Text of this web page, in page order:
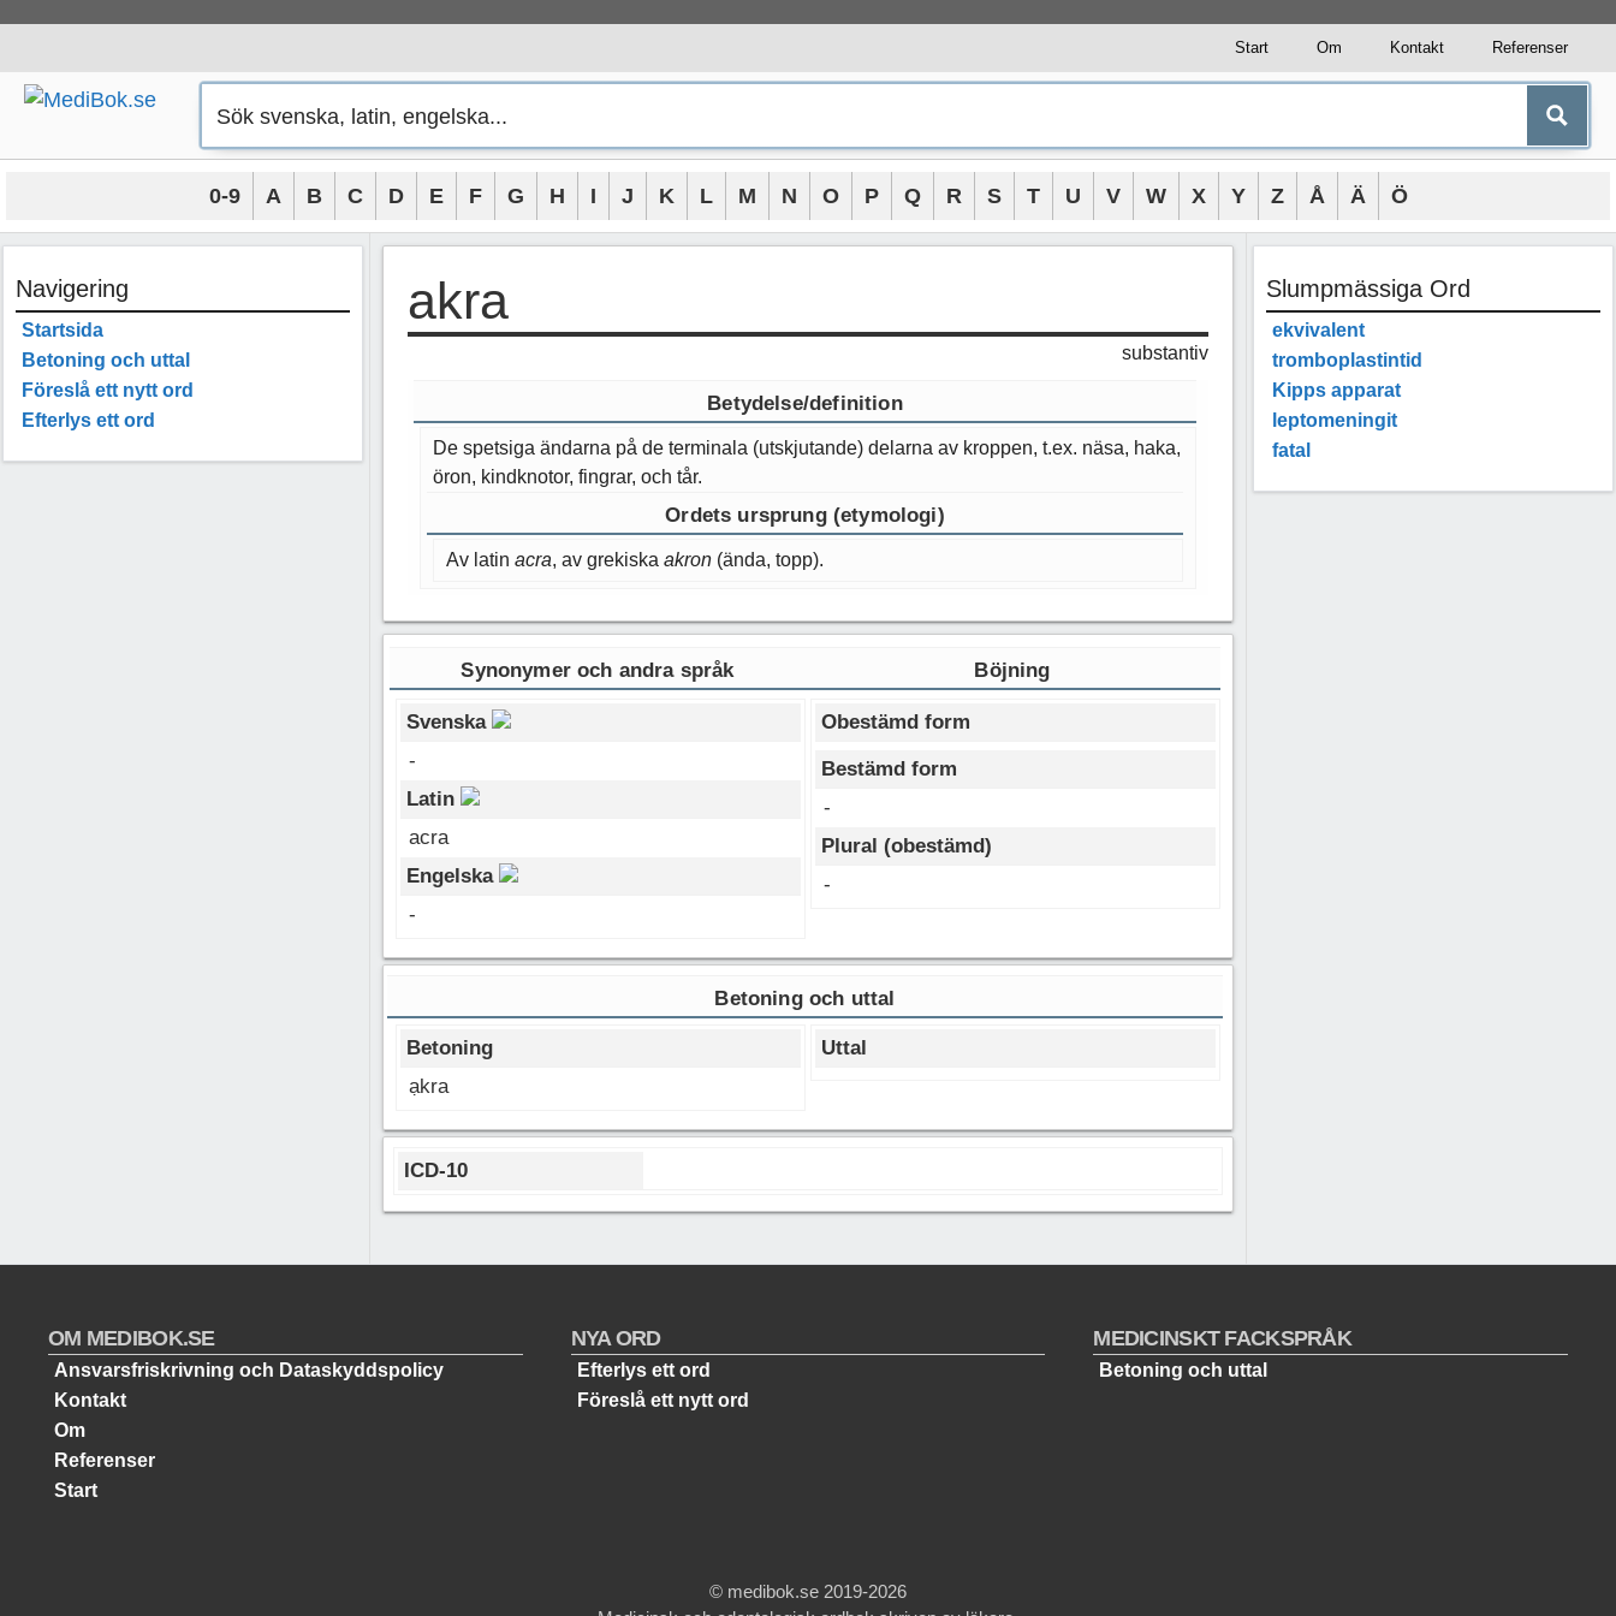
innehåll
Start Om Kontakt Referenser
0-9 A B C D E F G H I J K L M N O P Q R S T U V W X Y Z Å Ä Ö
akra
substantiv
Betydelse/definition
De spetsiga ändarna på de terminala (utskjutande) delarna av kroppen, t.ex. näsa, haka,
öron, kindknotor, fingrar, och tår.
Ordets ursprung (etymologi)
Av latin acra, av grekiska akron (ända, topp).
Synonymer och andra språk Böjning
Svenska
-
Latin
acra
Engelska
-
Obestämd form
Bestämd form
-
Plural (obestämd)
-
Betoning och uttal
Betoning
ạkra
Uttal
ICD-10
Navigering
Startsida
Betoning och uttal
Föreslå ett nytt ord
Efterlys ett ord
Slumpmässiga Ord
ekvivalent
tromboplastintid
Kipps apparat
leptomeningit
fatal
OM MEDIBOK.SE
Ansvarsfriskrivning och Dataskyddspolicy
Kontakt
Om
Referenser
Start
NYA ORD
Efterlys ett ord
Föreslå ett nytt ord
MEDICINSKT FACKSPRÅK
Betoning och uttal
© medibok.se 2019-2026